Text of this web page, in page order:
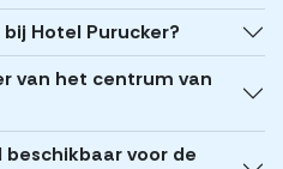
Hotel Purucker?
van het centrum van
beschikbaar voor de